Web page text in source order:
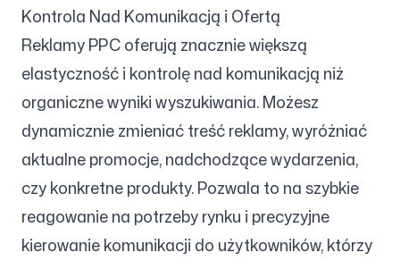
Kontrola Nad Komunikacją i Ofertą
Reklamy PPC oferują znacznie większą
elastyczność i kontrolę nad komunikacją niż
organiczne wyniki wyszukiwania. Możesz
dynamicznie zmieniać treść reklamy, wyróżniać
aktualne promocje, nadchodzące wydarzenia,
czy konkretne produkty. Pozwala to na szybkie
reagowanie na potrzeby rynku i precyzyjne
kierowanie komunikacji do użytkowników, którzy